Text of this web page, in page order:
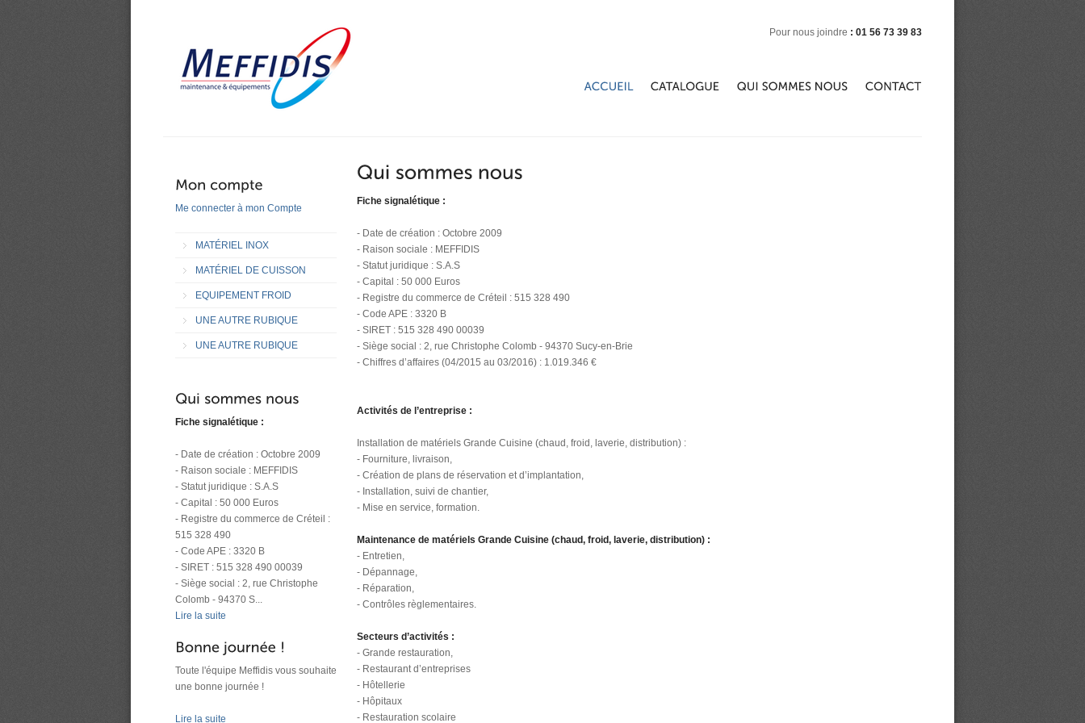
Pour nous joindre : 01 56 73 39 83
Me connecter à mon Compte
MATÉRIEL INOX
MATÉRIEL DE CUISSON
EQUIPEMENT FROID
UNE AUTRE RUBIQUE
UNE AUTRE RUBIQUE
Fiche signalétique :
- Date de création : Octobre 2009
- Raison sociale : MEFFIDIS
- Statut juridique : S.A.S
- Capital : 50 000 Euros
- Registre du commerce de Créteil :
515 328 490
- Code APE : 3320 B
- SIRET : 515 328 490 00039
- Siège social : 2, rue Christophe
Colomb - 94370 S...
Lire la suite
Toute l'équipe Meffidis vous souhaite
une bonne journée !
Lire la suite
Fiche signalétique :
- Date de création : Octobre 2009
- Raison sociale : MEFFIDIS
- Statut juridique : S.A.S
- Capital : 50 000 Euros
- Registre du commerce de Créteil : 515 328 490
- Code APE : 3320 B
- SIRET : 515 328 490 00039
- Siège social : 2, rue Christophe Colomb - 94370 Sucy-en-Brie
- Chiffres d’affaires (04/2015 au 03/2016) : 1.019.346 €
Activités de l’entreprise :
Installation de matériels Grande Cuisine (chaud, froid, laverie, distribution) :
- Fourniture, livraison,
- Création de plans de réservation et d’implantation,
- Installation, suivi de chantier,
- Mise en service, formation.
Maintenance de matériels Grande Cuisine (chaud, froid, laverie, distribution) :
- Entretien,
- Dépannage,
- Réparation,
- Contrôles règlementaires.
Secteurs d’activités :
- Grande restauration,
- Restaurant d’entreprises
- Hôtellerie
- Hôpitaux
- Restauration scolaire